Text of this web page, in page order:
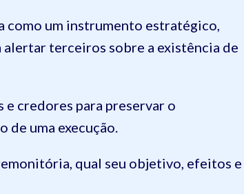
como um instrumento estratégico,
alertar terceiros sobre a existência de
e credores para preservar o
uma execução.
qual seu objetivo, efeitos e